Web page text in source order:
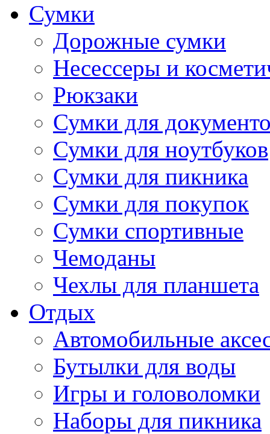
Сумки
Дорожные сумки
Несессеры и
Рюкзаки
Сумки для
Сумки для ноутбуков
Сумки для пикника
Сумки для покупок
Сумки спортивные
Чемоданы
Чехлы для планшета
Отдых
Автомобильные
Бутылки для воды
Игры и головоломки
Наборы для пикника